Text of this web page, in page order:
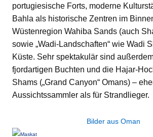
portugiesische Forts, moderne
Bahla als historische Zentren im
Wüstenregion Wahiba Sands (auch
sowie „Wadi-Landschaften“ wie Wadi
Küste. Sehr spektakulär sind
fjordartigen Buchten und die Hajar-
Shams („Grand Canyon“ Omans) –
Aussichtssammler als für Strandlieger.
Bilder aus Oman